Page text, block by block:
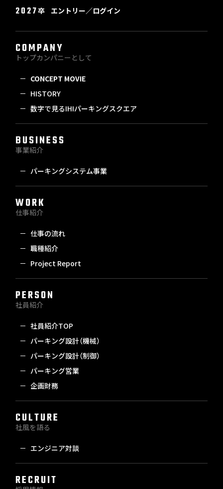
2027卒 エントリー／ログイン
COMPANY
トップカンパニーとして
CONCEPT MOVIE
HISTORY
数字で見るIHIパーキングスクエア
BUSINESS
事業紹介
パーキングシステム事業
WORK
仕事紹介
仕事の流れ
職種紹介
Project Report
PERSON
社員紹介
社員紹介TOP
パーキング設計（機械）
パーキング設計（制御）
パーキング営業
企画財務
CULTURE
社風を語る
エンジニア対談
RECRUIT